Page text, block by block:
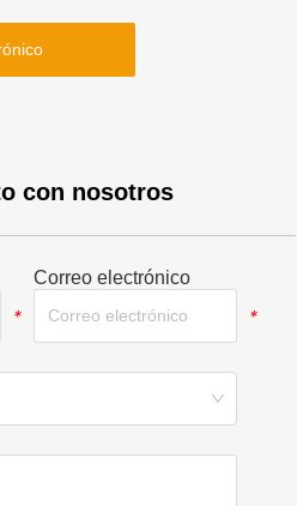
con nosotros
*
Correo electrónico
*